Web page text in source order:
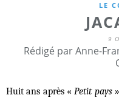
LE
9
Rédigé par Anne-
Huit ans après «Petit pays